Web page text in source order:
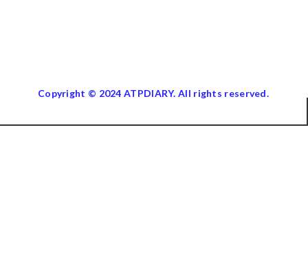
Copyright © 2024 ATPDIARY. All rights reserved.